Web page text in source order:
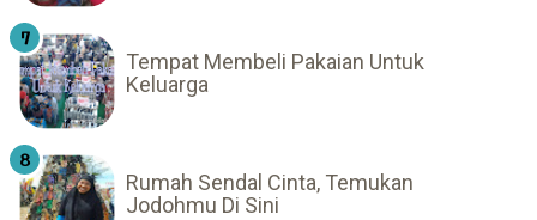
Tempat Membeli Pakaian Untuk
Keluarga
Rumah Sendal Cinta, Temukan
Jodohmu Di Sini